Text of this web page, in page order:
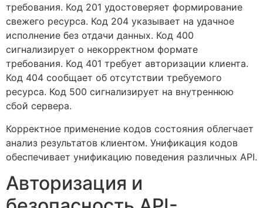
требования. Код 201 удостоверяет формирование
свежего ресурса. Код 204 указывает на удачное
исполнение без отдачи данных. Код 400
сигнализирует о некорректном формате
требования. Код 401 требует авторизации клиента.
Код 404 сообщает об отсутствии требуемого
ресурса. Код 500 сигнализирует на внутреннюю
сбой сервера.
Корректное применение кодов состояния облегчает
анализ результатов клиентом. Унификация кодов
обеспечивает унификацию поведения различных API.
Авторизация и